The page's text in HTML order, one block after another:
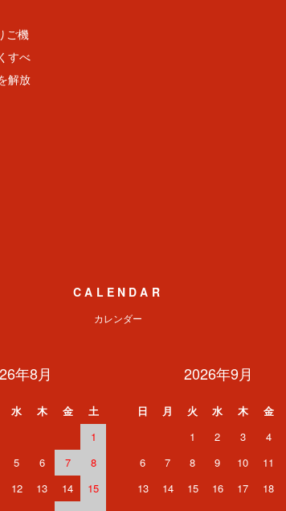
ご機
すべ
解放
CALENDAR
カレンダー
年8月
水 木 金
土
1
5 6 7
8
12 13 14
15
2026年9月
日 月 火 水 木 金
1
2 3 4
6
7 8 9 10 11
13
14 15 16 17 18